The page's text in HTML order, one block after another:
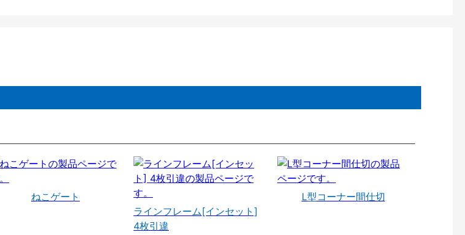
ねこゲート
ラインフレーム[インセット]
4枚引違
L型コーナー間仕切